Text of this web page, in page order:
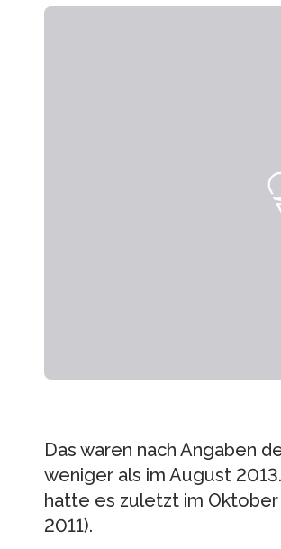
Das waren nach Angaben
weniger als im August
hatte es zuletzt im
2011).